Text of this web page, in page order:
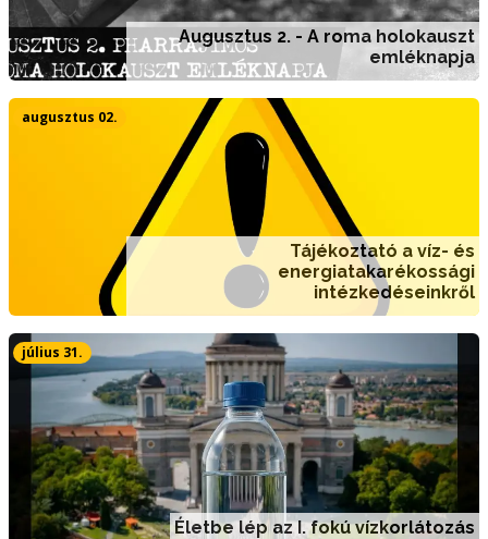
Augusztus 2. - A roma holokauszt
emléknapja
Tájékoztató a víz- és
energiatakarékossági
intézkedéseinkről
augusztus 02.
Életbe lép az I. fokú vízkorlátozás
július 31.